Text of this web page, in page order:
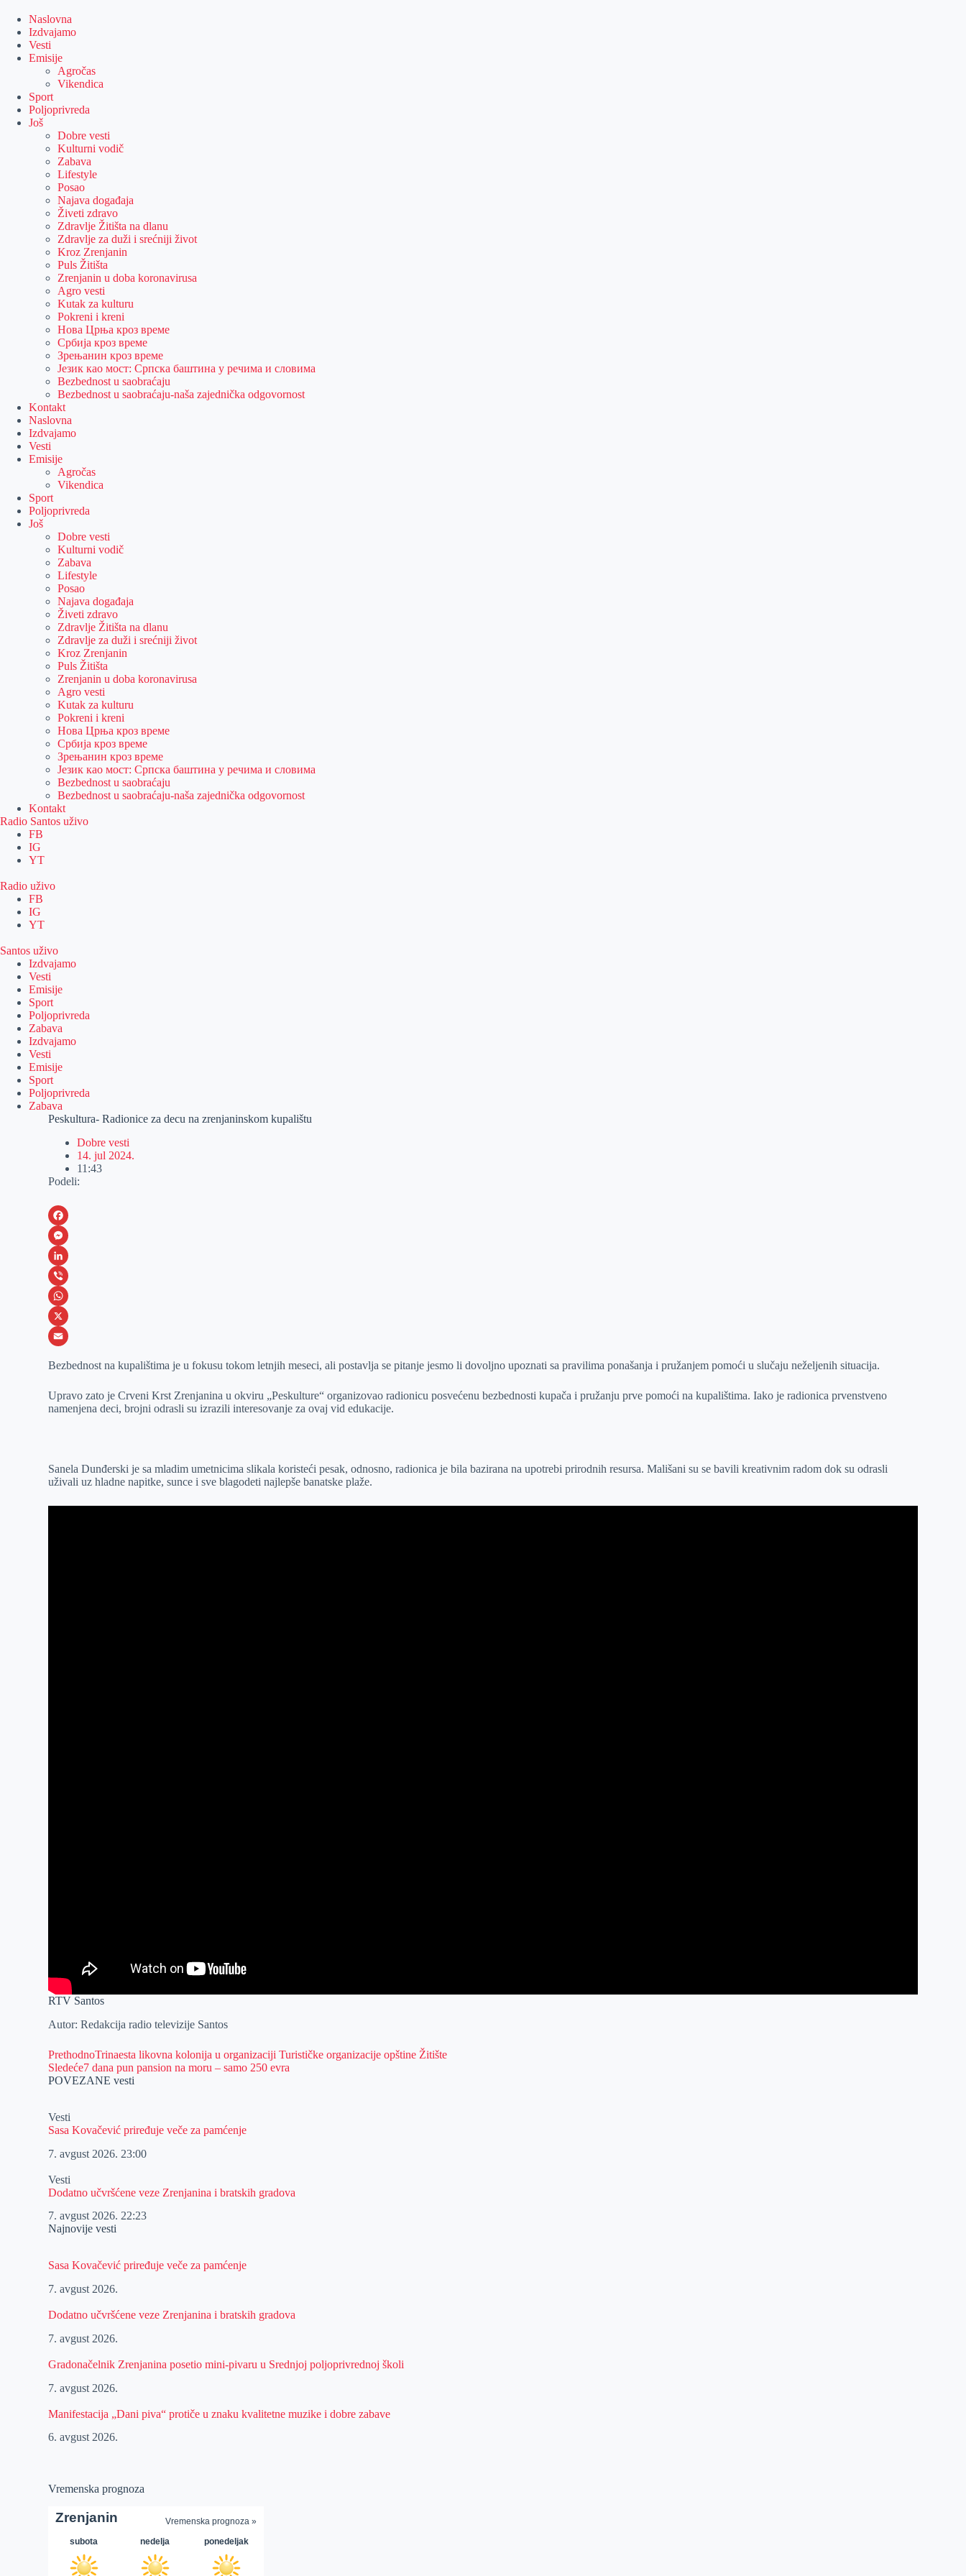
content
Naslovna
Izdvajamo
Vesti
Emisije
Agročas
Vikendica
Sport
Poljoprivreda
Još
Dobre vesti
Kulturni vodič
Zabava
Lifestyle
Posao
Najava događaja
Živeti zdravo
Zdravlje Žitišta na dlanu
Zdravlje za duži i srećniji život
Kroz Zrenjanin
Puls Žitišta
Zrenjanin u doba koronavirusa
Agro vesti
Kutak za kulturu
Pokreni i kreni
Нова Црња кроз време
Србија кроз време
Зрењанин кроз време
Језик као мост: Српска баштина у речима и словима
Bezbednost u saobraćaju
Bezbednost u saobraćaju-naša zajednička odgovornost
Kontakt
Naslovna
Izdvajamo
Vesti
Emisije
Agročas
Vikendica
Sport
Poljoprivreda
Još
Dobre vesti
Kulturni vodič
Zabava
Lifestyle
Posao
Najava događaja
Živeti zdravo
Zdravlje Žitišta na dlanu
Zdravlje za duži i srećniji život
Kroz Zrenjanin
Puls Žitišta
Zrenjanin u doba koronavirusa
Agro vesti
Kutak za kulturu
Pokreni i kreni
Нова Црња кроз време
Србија кроз време
Зрењанин кроз време
Језик као мост: Српска баштина у речима и словима
Bezbednost u saobraćaju
Bezbednost u saobraćaju-naša zajednička odgovornost
Kontakt
Radio Santos uživo
FB
IG
YT
Radio uživo
FB
IG
YT
Santos uživo
Izdvajamo
Vesti
Emisije
Sport
Poljoprivreda
Zabava
Izdvajamo
Vesti
Emisije
Sport
Poljoprivreda
Zabava
Peskultura- Radionice za decu na zrenjaninskom kupalištu
Dobre vesti
14. jul 2024.
11:43
Podeli:
F
a
c
e
b
o
M
e
s
s
e
e
r
L
i
n
k
I
n
V
i
b
W
h
s
A
X
a
i
Bezbednost na kupalištima je u fokusu tokom letnjih meseci, ali postavlja se pitanje jesmo li dovoljno upoznati sa pravilima ponašanja i pružanjem pomoći u slučaju neželjenih situacija.
Upravo zato je Crveni Krst Zrenjanina u okviru „Peskulture“ organizovao radionicu posvećenu bezbednosti kupača i pružanju prve pomoći na kupalištima. Iako je radionica prvenstveno
namenjena deci, brojni odrasli su izrazili interesovanje za ovaj vid edukacije.
Sanela Dunđerski je sa mladim umetnicima slikala koristeći pesak, odnosno, radionica je bila bazirana na upotrebi prirodnih resursa. Mališani su se bavili kreativnim radom dok su odrasli
uživali uz hladne napitke, sunce i sve blagodeti najlepše banatske plaže.
RTV Santos
Autor: Redakcija radio televizije Santos
PrethodnoTrinaesta likovna kolonija u organizaciji Turističke organizacije opštine Žitište
Sledeće7 dana pun pansion na moru – samo 250 evra
POVEZANE vesti
Vesti
Sasa Kovačević priređuje veče za pamćenje
7. avgust 2026. 23:00
Vesti
Dodatno učvršćene veze Zrenjanina i bratskih gradova
7. avgust 2026. 22:23
Najnovije vesti
Sasa Kovačević priređuje veče za pamćenje
7. avgust 2026.
Dodatno učvršćene veze Zrenjanina i bratskih gradova
7. avgust 2026.
Gradonačelnik Zrenjanina posetio mini-pivaru u Srednjoj poljoprivrednoj školi
7. avgust 2026.
Manifestacija „Dani piva“ protiče u znaku kvalitetne muzike i dobre zabave
6. avgust 2026.
Vremenska prognoza